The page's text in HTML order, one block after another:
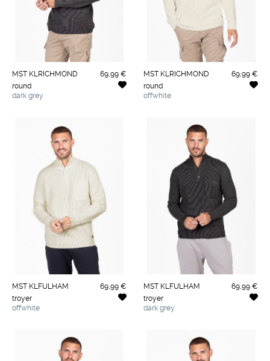
MST KLRICHMOND
round
dark grey
69,99 €
MST KLRICHMOND
round
offwhite
69,99 €
MST KLFULHAM
troyer
offwhite
69,99 €
MST KLFULHAM
troyer
dark grey
69,99 €